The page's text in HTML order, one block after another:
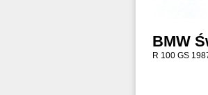
BMW
R 100 GS